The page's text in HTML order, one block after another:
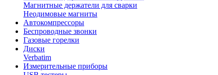
Магнитные держатели для сварки
Неодимовые магниты
Автокомпрессоры
Беспроводные звонки
Газовые горелки
Диски
Verbatim
Измерительные приборы